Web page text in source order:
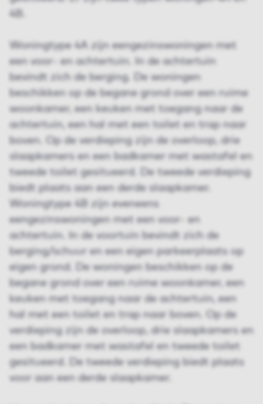
4B.
Woningtype 4A zijn eengezinswoningen met
een voor- en achtertuin. In de achtertuin
bevindt zich de berging. De woningen
beschikken op de begane grond over een ruime
woonkamer, een keuken met toegang naar de
achtertuin, een hal met een toilet en trap naar
boven. Op de verdieping zijn de overloop, drie
slaapkamers en een badkamer met wastafel en
tweede toilet gesitueerd. De tweede verdieping
biedt plaats aan een derde slaapkamer.
Woningtype 4B zijn eveneens
eengezinswoningen met een voor- en
achtertuin. In de voortuin bevindt zich de
berging/schuur en een eigen parkeerplaats op
eigen grond. De woningen beschikken op de
begane grond over een ruime woonkamer, een
keuken met toegang naar de achtertuin, een
hal met een toilet en trap naar boven. Op de
verdieping zijn de overloop, drie slaapkamers en
een badkamer met wastafel en tweede toilet
gesitueerd. De tweede verdieping biedt plaats
voor aan een derde slaapkamer.